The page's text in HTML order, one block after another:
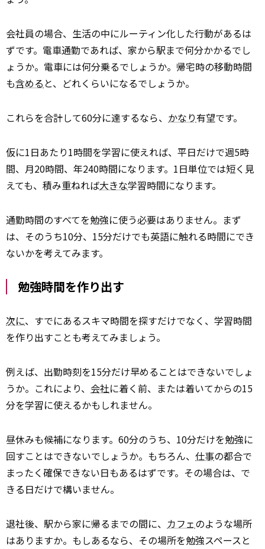
会社員の場合、生活の中にルーティン化した行動があるは
ずです。電車通勤であれば、家から駅まで何分かかるでし
ょうか。電車には何分乗るでしょうか。帰宅時の移動時間
も含める と、どれくらいになるでしょうか。
これらを合計して60分に達するなら、 かなり有望です。
仮に1日あたり1時間を学習に使えれば、平日だけで週5時
間、月20時間、年240時間になります。1日単位では短く見
えても、積み重ねれば大きな学習時間になります。
通勤時間のすべてを勉強に使う必要はありません。まず
は、そのうち10分、15分だけでも英語に触れる時間にでき
ないかを考えてみます。
勉強時間を作り出す
次に、すでにあるスキマ時間を探すだけでなく、学習時間
を作り出すことも考えてみましょう。
例えば、出勤時刻を15分だけ早めることはできないでしょ
うか。これにより、 会社に着く前、または着いてからの15
分を学習に使えるかもしれません。
昼休みも候補になります。60分のうち、10分だけを勉強に
回すことはできないでしょうか。もちろん、 仕事の都合で
まったく確保できない日もあるはずです。その場合は、で
きる日だけで構いません。
退社後、駅から家に帰るまでの間に、 カフェのような場所
はありますか。もしあるなら、その場所を勉強スペースと